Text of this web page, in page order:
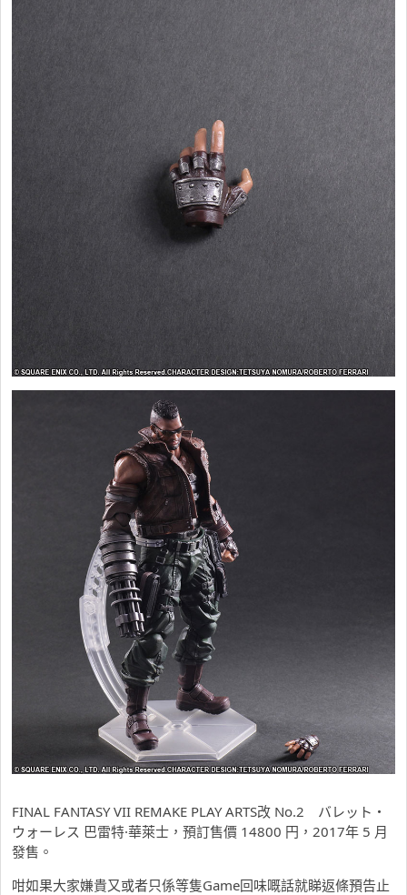
FINAL FANTASY VII REMAKE PLAY ARTS改 No.2 バレット・
ウォーレス 巴雷特·華萊士，預訂售價 14800 円，2017年 5 月
發售。
咁如果大家嫌貴又或者只係等隻Game回味嘅話就睇返條預告止